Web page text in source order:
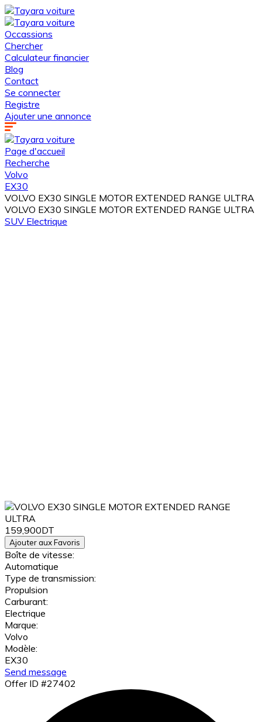
Occassions
Chercher
Calculateur financier
Blog
Contact
Se connecter
Registre
Ajouter une annonce
Page d'accueil
Recherche
Volvo
EX30
VOLVO EX30 SINGLE MOTOR EXTENDED RANGE ULTRA
VOLVO EX30 SINGLE MOTOR EXTENDED RANGE ULTRA
SUV Electrique
159,900DT
Ajouter aux Favoris
Boîte de vitesse:
Automatique
Type de transmission:
Propulsion
Carburant:
Electrique
Marque:
Volvo
Modèle:
EX30
Send message
Offer ID #27402